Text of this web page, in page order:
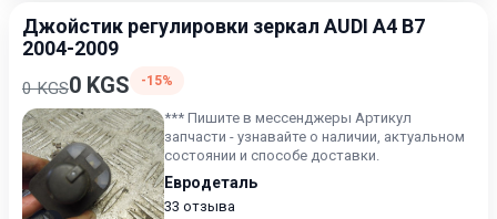
Джойстик регулировки зеркал AUDI A4 B7
2004-2009
0 KGS0 KGS -15%
*** Пишите в мессенджеры Артикул
запчасти - узнавайте о наличии, актуальном
состоянии и способе доставки.
Евродеталь
33 отзыва